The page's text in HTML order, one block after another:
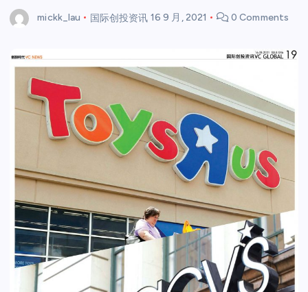
mickk_lau 国际创投资讯 16 9 月, 2021 0 Comments